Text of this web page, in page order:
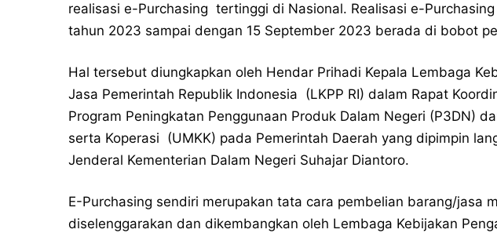
realisasi e-Purchasing tertinggi di Nasional. Realisasi e-
tahun 2023 sampai dengan 15 September 2023 berada di bobot
Hal tersebut diungkapkan oleh Hendar Prihadi Kepala Lembaga
Jasa Pemerintah Republik Indonesia (LKPP RI) dalam Rapat
Program Peningkatan Penggunaan Produk Dalam Negeri (P3DN)
serta Koperasi (UMKK) pada Pemerintah Daerah yang dipimpin
Jenderal Kementerian Dalam Negeri Suhajar Diantoro.
E-Purchasing sendiri merupakan tata cara pembelian barang/jasa
diselenggarakan dan dikembangkan oleh Lembaga Kebijakan